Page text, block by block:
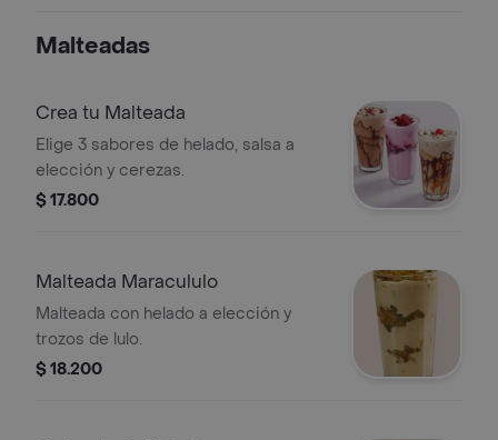
Malteadas
Crea tu Malteada
Elige 3 sabores de helado, salsa a
elección y cerezas.
$ 17.800
Malteada Maracululo
Malteada con helado a elección y
trozos de lulo.
$ 18.200